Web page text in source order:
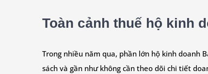
Toàn cảnh thuế hộ kinh
Trong nhiều năm qua, phần lớn hộ kinh doanh
sách và gần như không cần theo dõi chi tiết